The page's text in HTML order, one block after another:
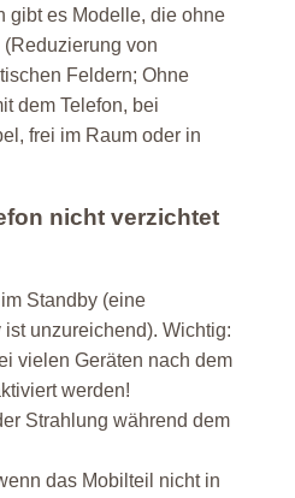
gibt es Modelle, die ohne
von
Feldern; Ohne
dem Telefon, bei
frei im Raum oder in
nicht verzichtet
Standby (eine
unzureichend). Wichtig:
vielen Geräten nach dem
werden!
Strahlung während dem
das Mobilteil nicht in